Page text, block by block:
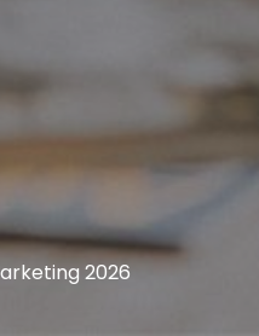
2026